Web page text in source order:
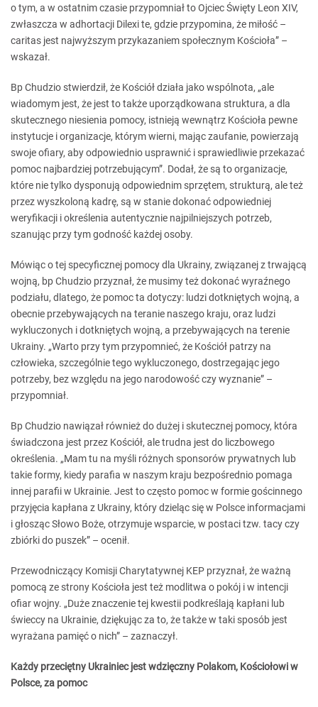
o tym, a w ostatnim czasie przypomniał to Ojciec Święty Leon XIV,
zwłaszcza w adhortacji Dilexi te, gdzie przypomina, że miłość –
caritas jest najwyższym przykazaniem społecznym Kościoła” –
wskazał.
Bp Chudzio stwierdził, że Kościół działa jako wspólnota, „ale
wiadomym jest, że jest to także uporządkowana struktura, a dla
skutecznego niesienia pomocy, istnieją wewnątrz Kościoła pewne
instytucje i organizacje, którym wierni, mając zaufanie, powierzają
swoje ofiary, aby odpowiednio usprawnić i sprawiedliwie przekazać
pomoc najbardziej potrzebującym”. Dodał, że są to organizacje,
które nie tylko dysponują odpowiednim sprzętem, strukturą, ale też
przez wyszkoloną kadrę, są w stanie dokonać odpowiedniej
weryfikacji i określenia autentycznie najpilniejszych potrzeb,
szanując przy tym godność każdej osoby.
Mówiąc o tej specyficznej pomocy dla Ukrainy, związanej z trwającą
wojną, bp Chudzio przyznał, że musimy też dokonać wyraźnego
podziału, dlatego, że pomoc ta dotyczy: ludzi dotkniętych wojną, a
obecnie przebywających na teranie naszego kraju, oraz ludzi
wykluczonych i dotkniętych wojną, a przebywających na terenie
Ukrainy. „Warto przy tym przypomnieć, że Kościół patrzy na
człowieka, szczególnie tego wykluczonego, dostrzegając jego
potrzeby, bez względu na jego narodowość czy wyznanie” –
przypomniał.
Bp Chudzio nawiązał również do dużej i skutecznej pomocy, która
świadczona jest przez Kościół, ale trudna jest do liczbowego
określenia. „Mam tu na myśli różnych sponsorów prywatnych lub
takie formy, kiedy parafia w naszym kraju bezpośrednio pomaga
innej parafii w Ukrainie. Jest to często pomoc w formie gościnnego
przyjęcia kapłana z Ukrainy, który dzieląc się w Polsce informacjami
i głosząc Słowo Boże, otrzymuje wsparcie, w postaci tzw. tacy czy
zbiórki do puszek” – ocenił.
Przewodniczący Komisji Charytatywnej KEP przyznał, że ważną
pomocą ze strony Kościoła jest też modlitwa o pokój i w intencji
ofiar wojny. „Duże znaczenie tej kwestii podkreślają kapłani lub
świeccy na Ukrainie, dziękując za to, że także w taki sposób jest
wyrażana pamięć o nich” – zaznaczył.
Każdy przeciętny Ukrainiec jest wdzięczny Polakom, Kościołowi w
Polsce, za pomoc